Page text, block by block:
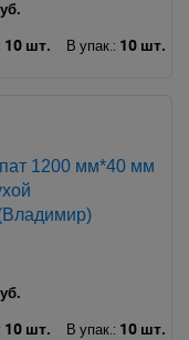
10 шт. В упак.: 10 шт.
1200 мм*40 мм
10 шт. В упак.: 10 шт.